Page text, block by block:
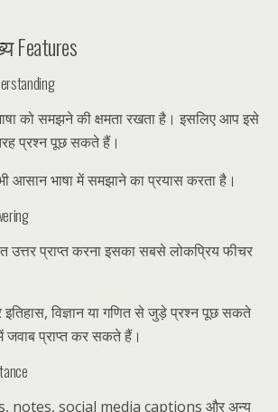
Features
को समझने की क्षमता रखता है। इसलिए आप इसे
प्रश्न पूछ सकते हैं।
आसान भाषा में समझाने का प्रयास करता है।
उत्तर प्राप्त करना इसका सबसे लोकप्रिय फीचर
विज्ञान या गणित से जुड़े प्रश्न पूछ सकते
प्राप्त कर सकते हैं।
notes, social media captions और अन्य